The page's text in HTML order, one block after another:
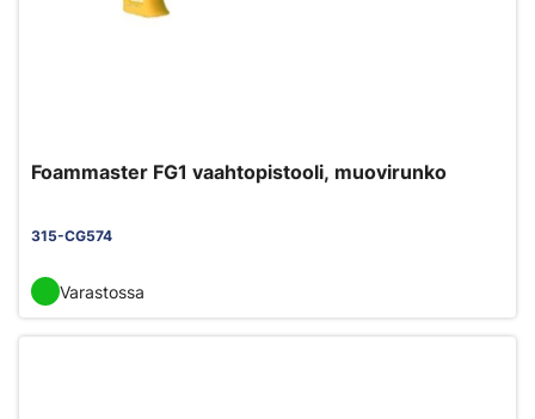
Foammaster FG1 vaahtopistooli, muovirunko
315-CG574
Varastossa